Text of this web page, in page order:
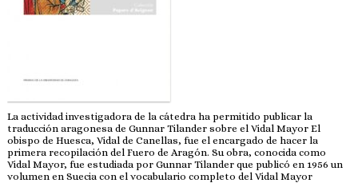
La actividad investigadora de la cátedra ha permitido publicar la
traducción aragonesa de Gunnar Tilander sobre el Vidal Mayor El
obispo de Huesca, Vidal de Canellas, fue el encargado de hacer la
primera recopilación del Fuero de Aragón. Su obra, conocida como
Vidal Mayor, fue estudiada por Gunnar Tilander que publicó en 1956 un
volumen en Suecia con el vocabulario completo del Vidal Mayor